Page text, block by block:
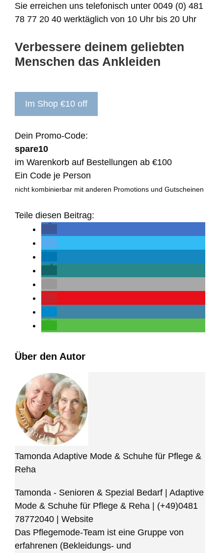
Sie erreichen uns telefonisch unter 0049 (0) 481
78 77 20 40 werktäglich von 10 Uhr bis 20 Uhr
Verbessere deinem geliebten
Menschen das Ankleiden
Im Shop €10 off
Dein Promo-Code:
spare10
im Warenkorb auf Bestellungen ab €100
Ein Code je Person
nicht kombinierbar mit anderen Promotions und Gutscheinen
Teile diesen Beitrag:
Über den Autor
Tamonda Adaptive Mode & Schuhe für Pflege &
Reha
Tamonda - Senioren & Spezial Bedarf | Adaptive
Mode & Schuhe für Pflege & Reha | (+49)0481
78772040 | Website
Das Pflegemode-Team ist eine Gruppe von
erfahrenen (Bekleidungs- und